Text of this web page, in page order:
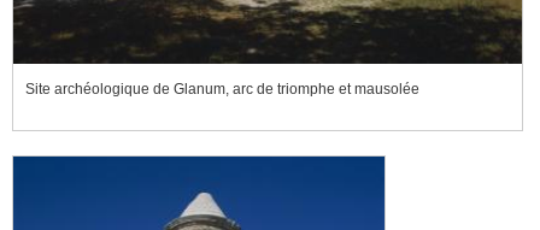
Site archéologique de Glanum, arc de triomphe et mausolée